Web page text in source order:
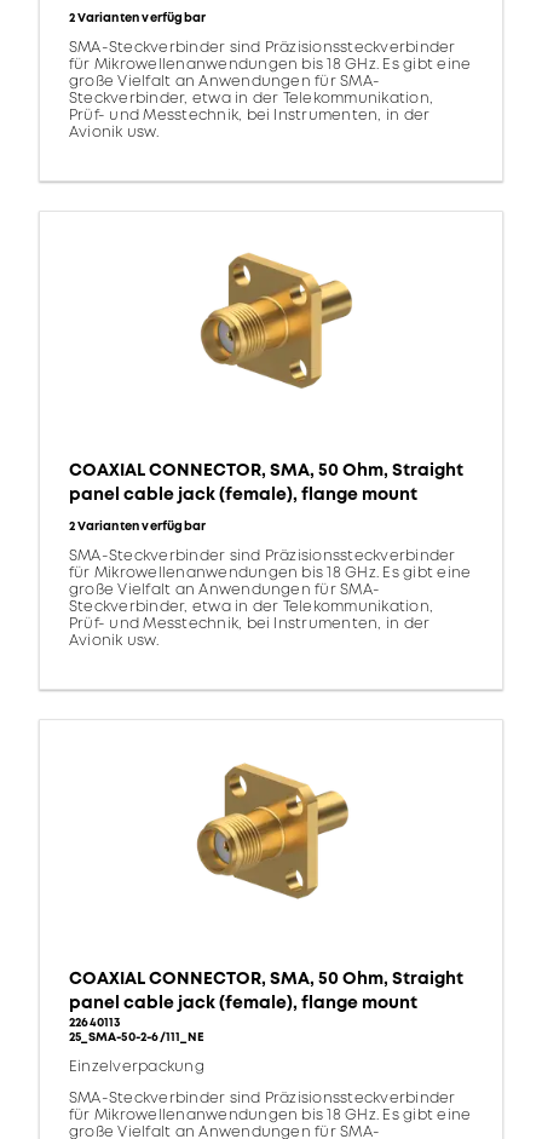
2 Varianten verfügbar
SMA-Steckverbinder sind Präzisionssteckverbinder
für Mikrowellenanwendungen bis 18 GHz. Es gibt eine
große Vielfalt an Anwendungen für SMA-
Steckverbinder, etwa in der Telekommunikation,
Prüf- und Messtechnik, bei Instrumenten, in der
Avionik usw.
COAXIAL CONNECTOR, SMA, 50 Ohm, Straight
panel cable jack (female), flange mount
2 Varianten verfügbar
SMA-Steckverbinder sind Präzisionssteckverbinder
für Mikrowellenanwendungen bis 18 GHz. Es gibt eine
große Vielfalt an Anwendungen für SMA-
Steckverbinder, etwa in der Telekommunikation,
Prüf- und Messtechnik, bei Instrumenten, in der
Avionik usw.
COAXIAL CONNECTOR, SMA, 50 Ohm, Straight
panel cable jack (female), flange mount
22640113
25_SMA-50-2-6/111_NE
Einzelverpackung
SMA-Steckverbinder sind Präzisionssteckverbinder
für Mikrowellenanwendungen bis 18 GHz. Es gibt eine
große Vielfalt an Anwendungen für SMA-